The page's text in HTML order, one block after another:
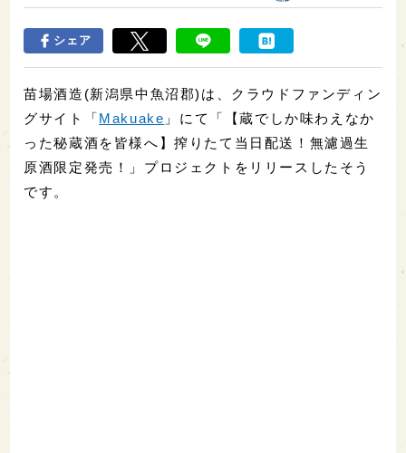
シェア
苗場酒造(新潟県中魚沼郡)は、クラウドファンディン
グサイト「Makuake 」にて「【蔵でしか味わえなか
った秘蔵酒を皆様へ】搾りたて当日配送！無濾過生
原酒限定発売！」プロジェクトをリリースしたそう
です。